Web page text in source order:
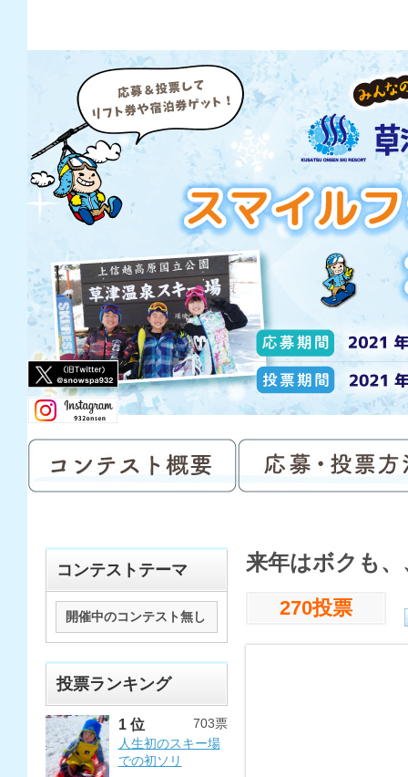
コンテストテーマ
開催中のコンテスト無し
投票ランキング
1 位
703票
人生初のスキー場
での初ソリ
来年はボクも、
270投票